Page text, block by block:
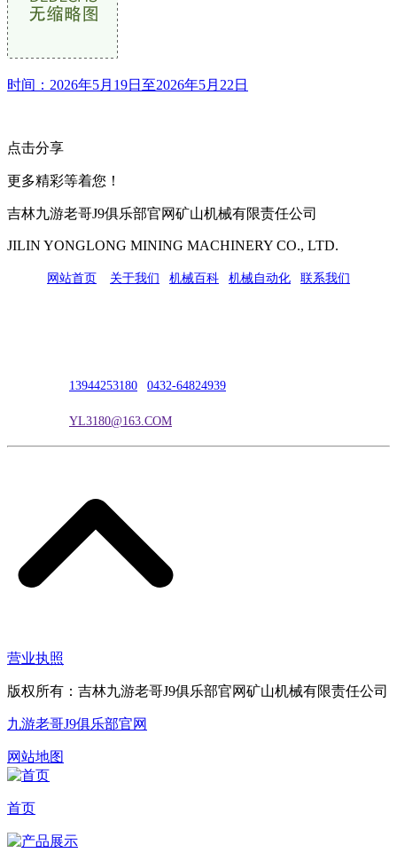
时间：2026年5月19日至2026年5月22日
点击分享
更多精彩等着您！
吉林九游老哥J9俱乐部官网矿山机械有限责任公司
JILIN YONGLONG MINING MACHINERY CO., LTD.
网站首页 关于我们 机械百科 机械自动化 联系我们
13944253180 0432-64824939
YL3180@163.COM
营业执照
版权所有：吉林九游老哥J9俱乐部官网矿山机械有限责任公司
九游老哥J9俱乐部官网
网站地图
首页